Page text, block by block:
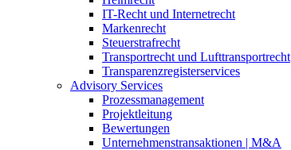
IT-Recht und Internetrecht
Markenrecht
Steuerstrafrecht
Transportrecht und Lufttransportrecht
Transparenzregisterservices
Advisory Services
Prozessmanagement
Projektleitung
Bewertungen
Unternehmenstransaktionen | M&A